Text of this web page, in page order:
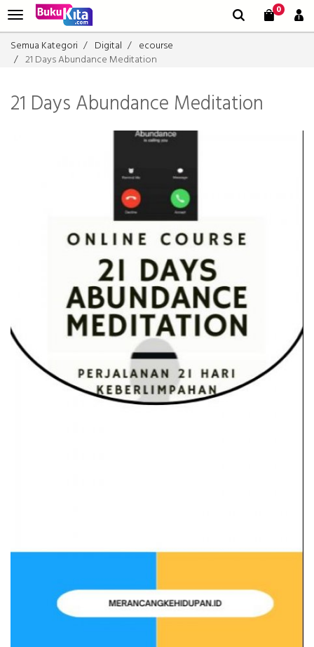
0
Semua Kategori Digital
ecourse
21 Days Abundance Meditation
21 Days Abundance Meditation